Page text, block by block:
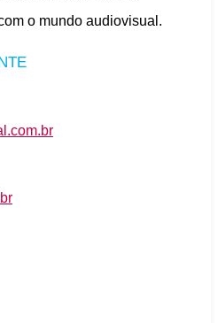
o mundo audiovisual.